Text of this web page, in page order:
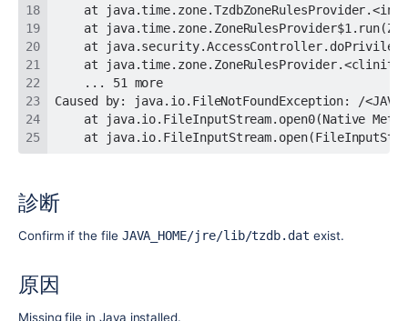
at
診断
Confirm if the file JAVA_HOME/jre/lib/tzdb.dat exist.
原因
Missing file in Java installed.